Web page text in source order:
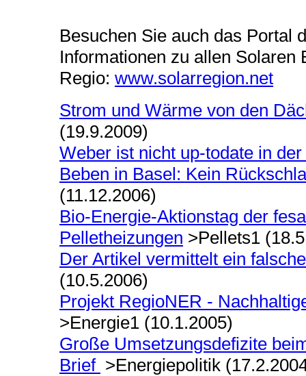
Besuchen Sie auch das Portal
Informationen zu allen Solaren
Regio: www.solarregion.net
Strom und Wärme von den
(19.9.2009)
Weber ist nicht up-todate in
Beben in Basel: Kein
(11.12.2006)
Bio-Energie-Aktionstag der
Pelletheizungen >Pellets1
Der Artikel vermittelt ein
(10.5.2006)
Projekt RegioNER -
>Energie1 (10.1.2005)
Große Umsetzungsdefizite
Brief >Energiepolitik